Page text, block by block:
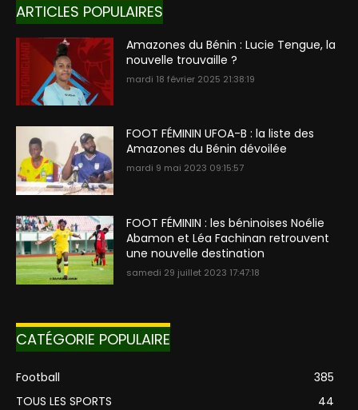
ARTICLES POPULAIRES
Amazones du Bénin : Lucie Tengue, la
nouvelle trouvaille ?
mardi 18 février 2025 21:38:19
FOOT FÉMININ UFOA-B : la liste des
Amazones du Bénin dévoilée
mardi 9 mai 2023 09:15:57
FOOT FÉMININ : les béninoises Noélie
Abamon et Léa Fachinan retrouvent
une nouvelle destination
samedi 29 juillet 2023 17:47:18
CATÉGORIE POPULAIRE
Football
385
TOUS LES SPORTS
44